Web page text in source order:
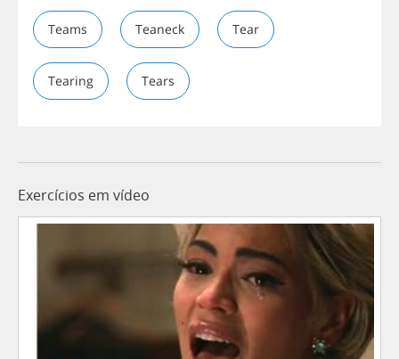
Teams Teaneck Tear
Tearing Tears
Exercícios em vídeo